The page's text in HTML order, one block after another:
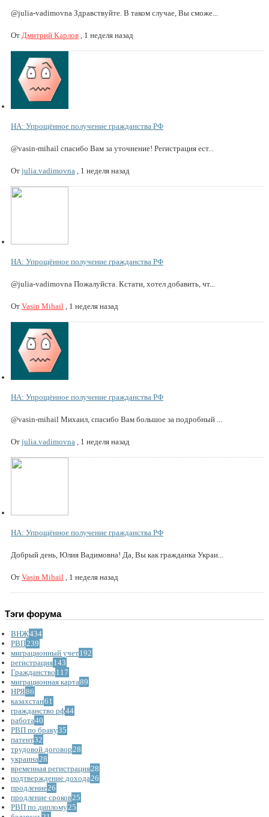
@julia-vadimovna Здравствуйте. В таком случае, Вы сможе...
От Дмитрий Карлов , 1 неделя назад
НА: Упрощённое получение гражданства РФ
@vasin-mihail спасибо Вам за уточнение! Регистрация ест...
От julia.vadimovna , 1 неделя назад
НА: Упрощённое получение гражданства РФ
@julia-vadimovna Пожалуйста. Кстати, хотел добавить, чт...
От Vasin Mihail , 1 неделя назад
НА: Упрощённое получение гражданства РФ
@vasin-mihail Михаил, спасибо Вам большое за подробный ...
От julia.vadimovna , 1 неделя назад
НА: Упрощённое получение гражданства РФ
Добрый день, Юлия Вадимовна! Да, Вы как гражданка Украи...
От Vasin Mihail , 1 неделя назад
Тэги форума
ВНЖ434
РВП239
миграционный учет192
регистрация143
Гражданство 117
миграционная карта89
НРЯ86
казахстан61
гражданство рф44
работа40
РВП по браку35
патент32
трудовой договор 28
украина 28
временная регистрация28
подтверждение дохода 26
продление26
продление сроков25
РВП по диплому25